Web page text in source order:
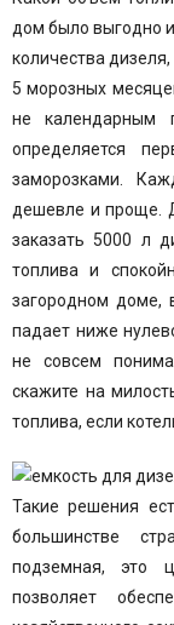
дом было выгодно
количества
5 морозных
не календарным
определяется
заморозками.
дешевле и проще.
заказать 5000 л
топлива и
загородном доме,
падает ниже
не совсем
скажите на
топлива, если
Такие решения
большинстве
подземная, это
позволяет